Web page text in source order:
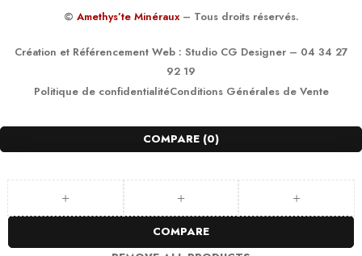
© Amethys’te Minéraux – Tous droits réservés.
Création et Référencement Web : Studio CG Designer– 04 34 27
92 19
Politique de confidentialitéConditions Générales de Vente
COMPARE (0)
COMPARE